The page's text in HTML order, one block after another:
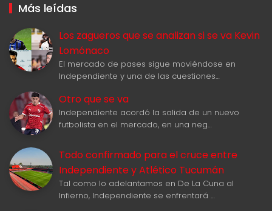
Más leídas
Los zagueros que se analizan si se va Kevin
Lomónaco
El mercado de pases sigue moviéndose en
Independiente y una de las cuestiones…
Otro que se va
Independiente acordó la salida de un nuevo
futbolista en el mercado, en una neg…
Todo confirmado para el cruce entre
Independiente y Atlético Tucumán
Tal como lo adelantamos en De La Cuna al
Infierno, Independiente se enfrentará …